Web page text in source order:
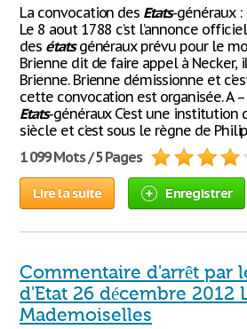
La convocation des Etats-généraux :
Le 8 aout 1788 c’st l’annonce
des étatsgénéraux prévu pour le
Brienne dit de faire appel à Necker,
Brienne. Brienne démissionne et
cette convocation est organisée. A
Etats-généraux C’est une institution
siècle et c’est sous le règne de
1 099 Mots / 5 Pages
Lire la suite Enregistrer
Commentaire d'arrêt par
d'Etat 26 décembre 2012
Mademoiselles